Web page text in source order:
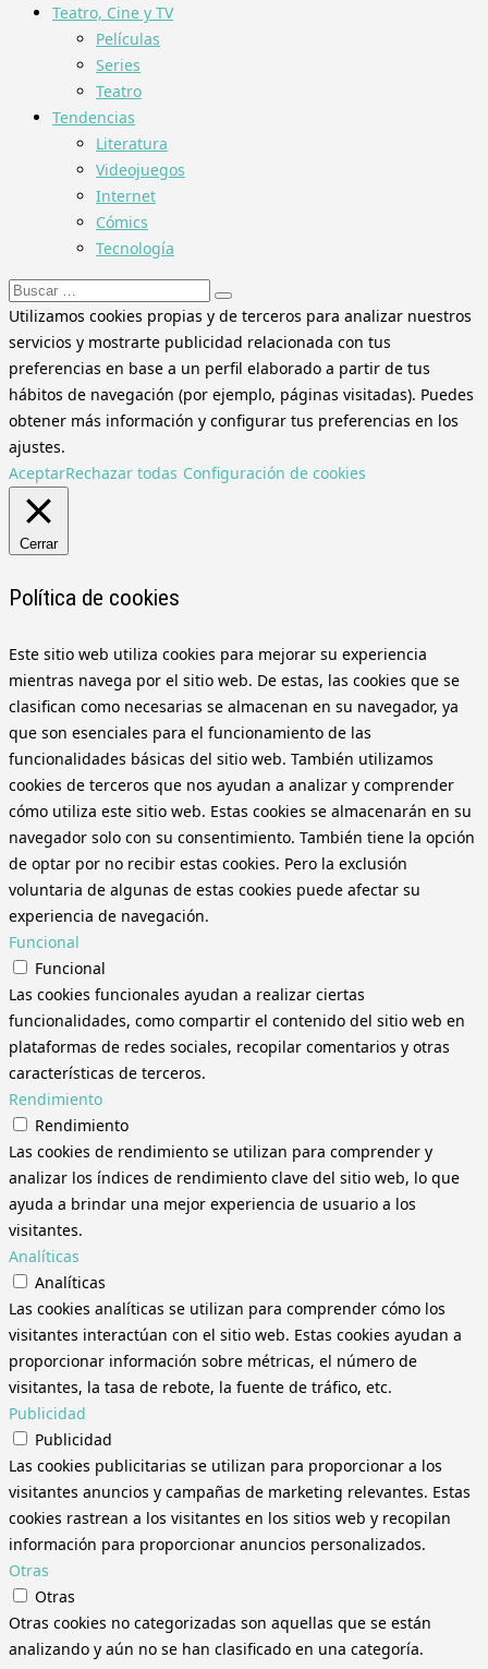
Teatro, Cine y TV
Películas
Series
Teatro
Tendencias
Literatura
Videojuegos
Internet
Cómics
Tecnología
Buscar:
Utilizamos cookies propias y de terceros para analizar nuestros
servicios y mostrarte publicidad relacionada con tus
preferencias en base a un perfil elaborado a partir de tus
hábitos de navegación (por ejemplo, páginas visitadas). Puedes
obtener más información y configurar tus preferencias en los
ajustes.
AceptarRechazar todas Configuración de cookies
Cerrar
Política de cookies
Este sitio web utiliza cookies para mejorar su experiencia
mientras navega por el sitio web. De estas, las cookies que se
clasifican como necesarias se almacenan en su navegador, ya
que son esenciales para el funcionamiento de las
funcionalidades básicas del sitio web. También utilizamos
cookies de terceros que nos ayudan a analizar y comprender
cómo utiliza este sitio web. Estas cookies se almacenarán en su
navegador solo con su consentimiento. También tiene la opción
de optar por no recibir estas cookies. Pero la exclusión
voluntaria de algunas de estas cookies puede afectar su
experiencia de navegación.
Funcional
Funcional
Las cookies funcionales ayudan a realizar ciertas
funcionalidades, como compartir el contenido del sitio web en
plataformas de redes sociales, recopilar comentarios y otras
características de terceros.
Rendimiento
Rendimiento
Las cookies de rendimiento se utilizan para comprender y
analizar los índices de rendimiento clave del sitio web, lo que
ayuda a brindar una mejor experiencia de usuario a los
visitantes.
Analíticas
Analíticas
Las cookies analíticas se utilizan para comprender cómo los
visitantes interactúan con el sitio web. Estas cookies ayudan a
proporcionar información sobre métricas, el número de
visitantes, la tasa de rebote, la fuente de tráfico, etc.
Publicidad
Publicidad
Las cookies publicitarias se utilizan para proporcionar a los
visitantes anuncios y campañas de marketing relevantes. Estas
cookies rastrean a los visitantes en los sitios web y recopilan
información para proporcionar anuncios personalizados.
Otras
Otras
Otras cookies no categorizadas son aquellas que se están
analizando y aún no se han clasificado en una categoría.